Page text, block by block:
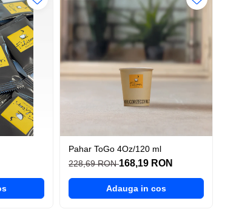
Pahar ToGo 4Oz/120 ml
228,69 RON168,19 RON
Adauga in cos